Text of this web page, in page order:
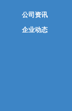
公司资讯
企业动态